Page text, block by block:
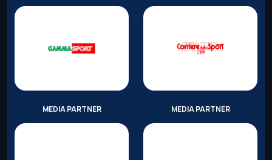
MEDIA PARTNER MEDIA PARTNER